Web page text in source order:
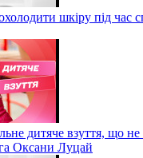
шкіру під час
дитяче взуття, що
Оксани Луцай